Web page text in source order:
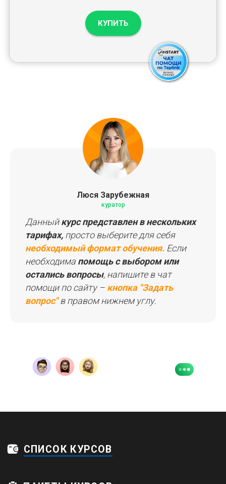
КУПИТЬ
Люся Зарубежная
куратор
Данныйкурс представлен в нескольких
тарифах, просто выберите для себя
необходимый формат обучения. Если
необходима помощь с выбором или
остались вопросы, напишите в чат
помощи по сайту – кнопка "Задать
вопрос"в правом нижнем углу.
информации данного сайта запрещено
Политика конфиденциальности
ПАКЕТЫ КУРСОВ